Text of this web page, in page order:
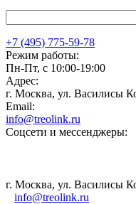
+7 (495) 775-59-78
Режим работы:
Пн-Пт, с 10:00-19:00
Адрес:
г. Москва, ул. Василисы
Email:
info@treolink.ru
Соцсети и мессенджеры:
г. Москва, ул. Василисы
info@treolink.ru